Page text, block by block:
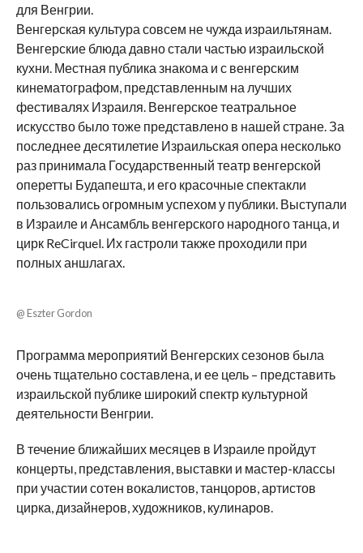
для Венгрии.
Венгерская культура совсем не чужда израильтянам.
Венгерские блюда давно стали частью израильской
кухни. Местная публика знакома и с венгерским
кинематографом, представленным на лучших
фестивалях Израиля. Венгерское театральное
искусство было тоже представлено в нашей стране. За
последнее десятилетие Израильская опера несколько
раз принимала Государственный театр венгерской
оперетты Будапешта, и его красочные спектакли
пользовались огромным успехом у публики. Выступали
в Израиле и Ансамбль венгерского народного танца, и
цирк ReCirquel. Их гастроли также проходили при
полных аншлагах.
@ Eszter Gordon
Программа мероприятий Венгерских сезонов была
очень тщательно составлена, и ее цель – представить
израильской публике широкий спектр культурной
деятельности Венгрии.
В течение ближайших месяцев в Израиле пройдут
концерты, представления, выставки и мастер-классы
при участии сотен вокалистов, танцоров, артистов
цирка, дизайнеров, художников, кулинаров.